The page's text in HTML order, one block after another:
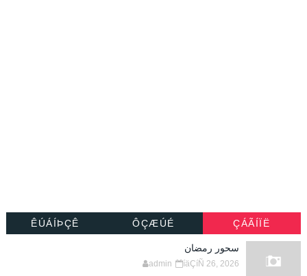
ÇÁÃÍÏË
ÔÇÆÚÉ
ÊÚÁÍÞÇÊ
سحور رمضان
admin íäÇíÑ 26, 2026